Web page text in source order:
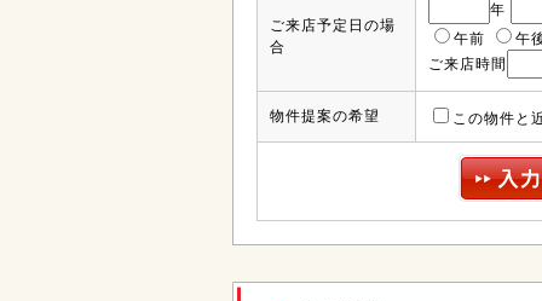
ご来店予定日の場
合
年
午前
午
ご来店時間
物件提案の希望 この物件と